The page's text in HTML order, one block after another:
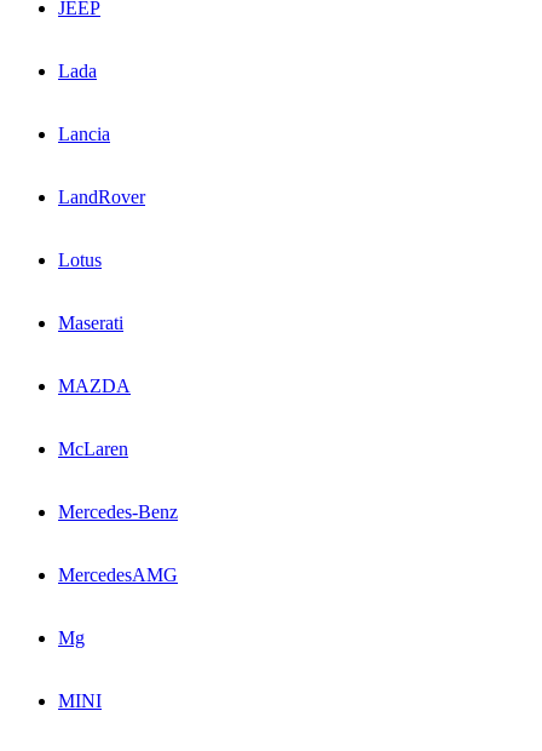
JEEP
Lada
Lancia
LandRover
Lotus
Maserati
MAZDA
McLaren
Mercedes-Benz
MercedesAMG
Mg
MINI